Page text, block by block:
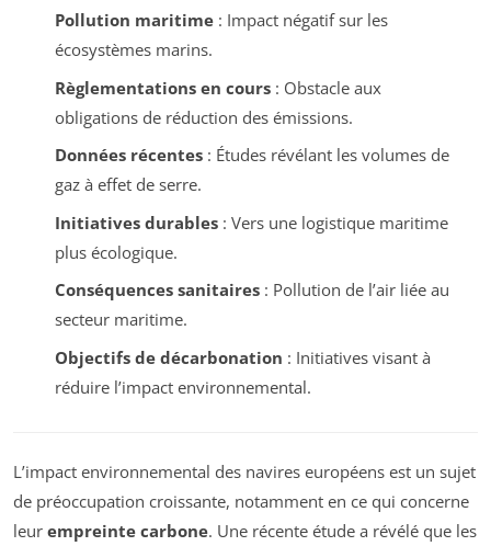
Pollution maritime: Impact négatif sur les
écosystèmes marins.
Règlementations en cours: Obstacle aux
obligations de réduction des émissions.
Données récentes: Études révélant les volumes de
gaz à effet de serre.
Initiatives durables: Vers une logistique maritime
plus écologique.
Conséquences sanitaires: Pollution de l’air liée au
secteur maritime.
Objectifs de décarbonation : Initiatives visant à
réduire l’impact environnemental.
L’impact environnemental des navires européens est un sujet
de préoccupation croissante, notamment en ce qui concerne
leur empreinte carbone. Une récente étude a révélé que les